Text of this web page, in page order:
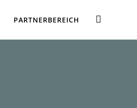
PARTNERBEREICH